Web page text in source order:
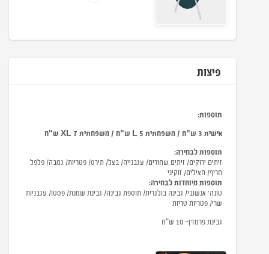
פיצות
תוספות:
אישית 3 ש"ח / משפחתית L 5 ש"ח / משפחתית XL 7 ש"ח
תוספות לבחירה:
זיתים ירוקים/ זיתים שחורים/ עגבנייה/ בצל/ תירס/ פטריות/ גמבה/ פלפל
חריף/ חצילים/ זוקיני
תוספות מיוחדות לבחירה:
טונה' אנשובי/ גבינה בולגרית/ תוספת גבינה/ גבינת שמנת/ פסטו/ עגבניות
שרי/ פטריות טריות
גבינת פרמז'ן- 10 ש"ח